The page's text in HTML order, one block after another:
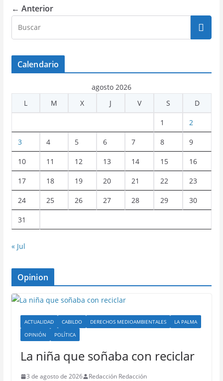
← Anterior
Calendario
agosto 2026
L
M X J V S D
1 2
3 4 5 6 7 8 9
10 11 12 13 14 15 16
17 18 19 20 21 22 23
24 25 26 27 28 29 30
31
« Jul
Opinion
ACTUALIDAD CABILDO DERECHOS MEDIOAMBIENTALES
LA PALMA
OPINIÓN
POLÍTICA
La niña que soñaba con reciclar
3 de agosto de 2026 Redacción Redacción